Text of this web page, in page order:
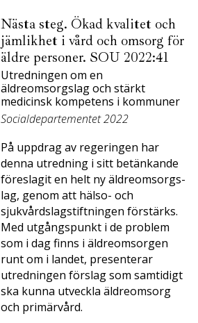
Nästa steg. Ökad kvalitet och
jämlikhet i vård och omsorg för
äldre personer. SOU 2022:41
Utredningen om en
äldreomsorgslag och stärkt
medicinsk kompetens i kommuner
Socialdepartementet 2022
På uppdrag av regeringen har
denna utredning i sitt betänkande
föreslagit en helt ny äldreomsorgs­
lag, genom att hälso- och
sjukvårdslagstiftningen förstärks.
Med utgångspunkt i de problem
som i dag finns i äldreomsorgen
runt om i landet, presenterar
utredningen förslag som samtidigt
ska kunna utveckla äldreomsorg
och primärvård.